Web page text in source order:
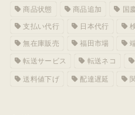
商品状態 商品追加 国
支払い代行 日本代行
無在庫販売 福田市場
転送サービス 転送ネコ
送料値下げ 配達遅延